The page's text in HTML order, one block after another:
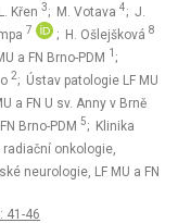
Křen 3; M. Votava 4; J.
7 ; H. Ošlejšková 8
a FN Brno-PDM 1 ;
2; Ústav patologie LF MU
a FN U sv. Anny v Brně
Brno-PDM 5; Klinika
onkologie,
neurologie, LF MU a FN
41-46